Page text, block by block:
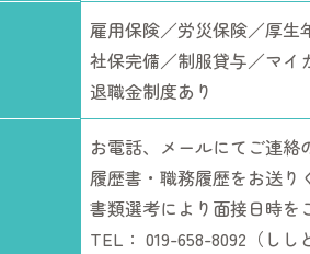
雇用保険／労災保険／厚生
社保完備／制服貸与／マイ
退職金制度あり
お電話、メールにてご連絡
履歴書・職務履歴をお送り
書類選考により面接日時を
TEL： 019-658-8092 （しし